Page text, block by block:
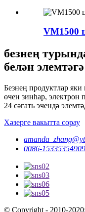
VM1500
безнең
белән
Безнең продуктлар
өчен зинһар, электрон
24 сәгать эчендә
Хәзерге вакытта сорау
0086-
© Copyright - 2010-